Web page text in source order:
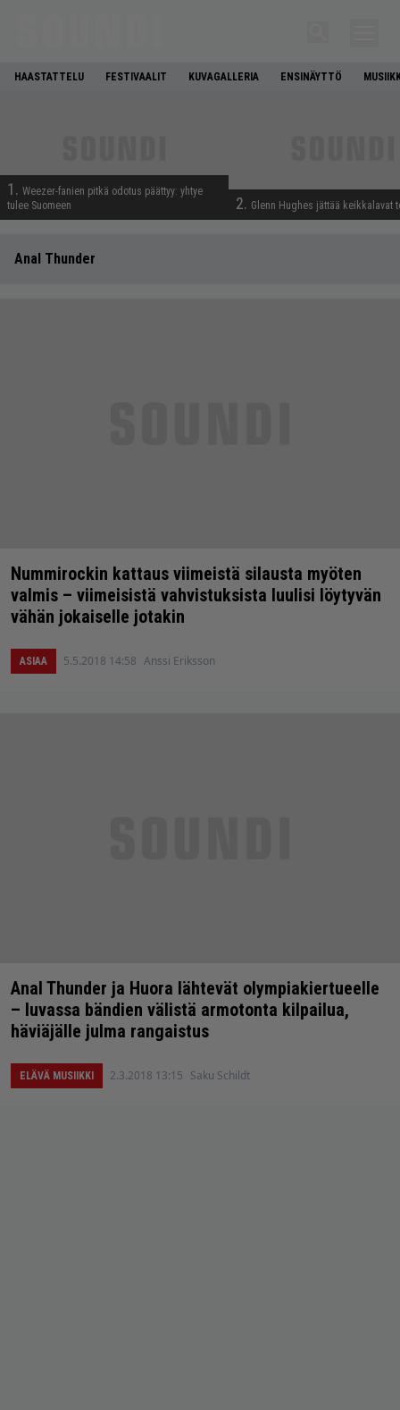
HAASTATTELU FESTIVAALIT KUVAGALLERIA ENSINÄYTTÖ
1. Weezer-fanien pitkä odotus päättyy: yhtye
tulee Suomeen
2. Glenn Hughes jättää keikkalavat
Anal Thunder
Nummirockin kattaus viimeistä silausta myöten
valmis – viimeisistä vahvistuksista luulisi löytyvän
vähän jokaiselle jotakin
ASIAA 5.5.2018 14:58 Anssi Eriksson
Anal Thunder ja Huora lähtevät olympiakiertueelle
– luvassa bändien välistä armotonta kilpailua,
häviäjälle julma rangaistus
ELÄVÄ MUSIIKKI 2.3.2018 13:15 Saku Schildt